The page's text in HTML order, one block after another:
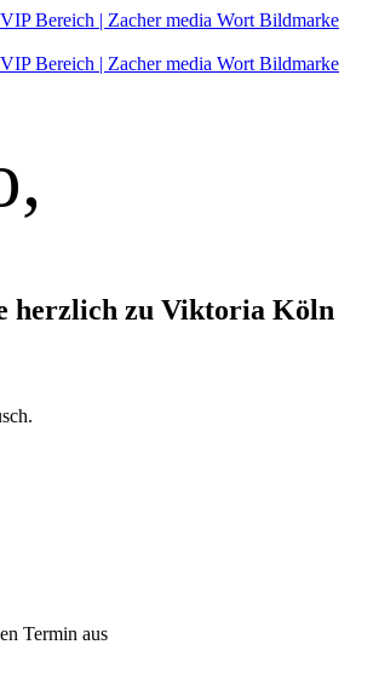
herzlich zu Viktoria Köln
Termin aus